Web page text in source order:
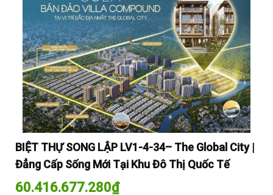
BIỆT THỰ SONG LẬP LV1-4-34– The Global City |
Đẳng Cấp Sống Mới Tại Khu Đô Thị Quốc Tế
60.416.677.280₫